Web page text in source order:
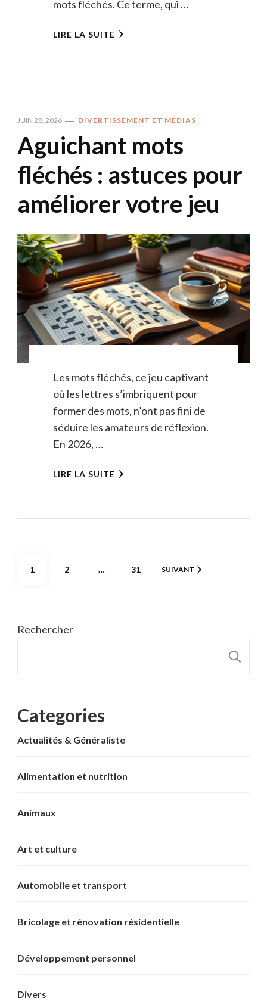
mots fléchés. Ce terme, qui …
LIRE LA SUITE
JUIN 28, 2026 DIVERTISSEMENT ET MÉDIAS
Aguichant mots
fléchés : astuces pour
améliorer votre jeu
Les mots fléchés, ce jeu captivant
où les lettres s’imbriquent pour
former des mots, n’ont pas fini de
séduire les amateurs de réflexion.
En 2026, …
LIRE LA SUITE
Pagination
PAGE
1 PAGE
2 … PAGE
31 SUIVANT
Rechercher
Categories
Actualités & Généraliste
Alimentation et nutrition
Animaux
Art et culture
Automobile et transport
Bricolage et rénovation résidentielle
Développement personnel
Divers